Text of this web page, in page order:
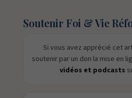
Soutenir Foi & Vie
Si vous avez apprécié cet
soutenir par un don la mise en
vidéos et podcasts